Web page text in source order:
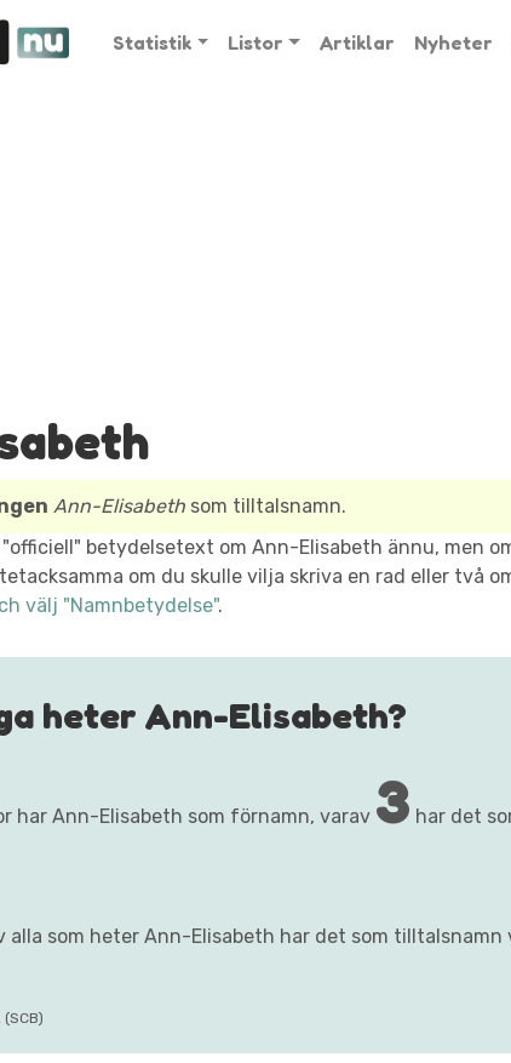
Statistik Listor Artiklar Nyheter
Ann-Elisabeth som tilltalsnamn.
betydelsetext om Ann-Elisabeth ännu, men
om du skulle vilja skriva en rad eller två
välj "Namnbetydelse".
heter Ann-Elisabeth?
har Ann-Elisabeth som förnamn, varav 3 har det
alla som heter Ann-Elisabeth har det som